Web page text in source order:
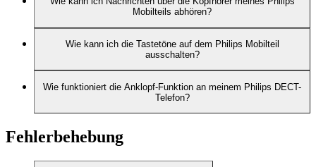
Mobilteils abhören?
Wie kann ich die Tastetöne auf dem Philips Mobilteil
ausschalten?
Wie funktioniert die Anklopf-Funktion an meinem Philips DECT-
Telefon?
Fehlerbehebung